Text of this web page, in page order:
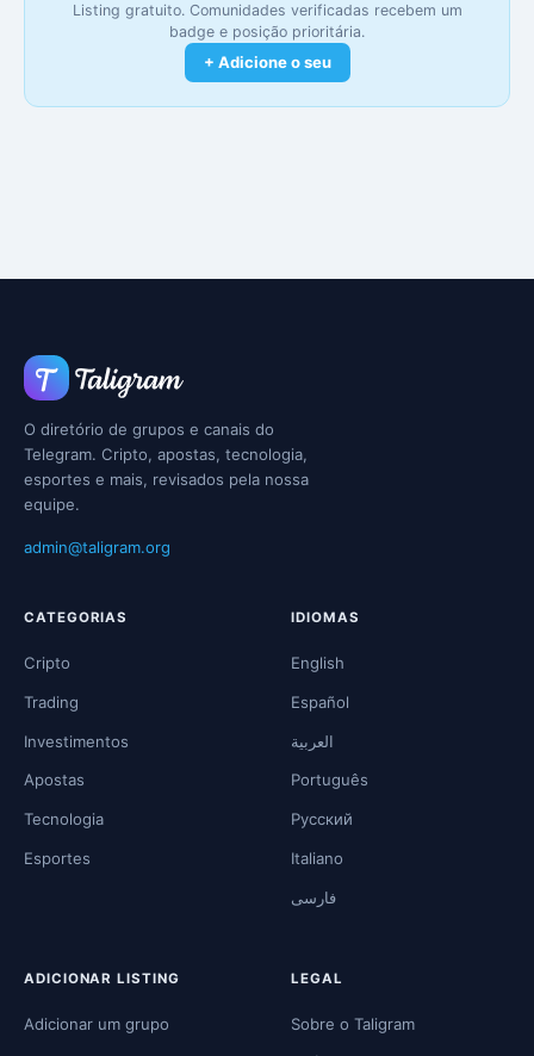
Listing gratuito. Comunidades verificadas recebem um
badge e posição prioritária.
+ Adicione o seu
O diretório de grupos e canais do
Telegram. Cripto, apostas, tecnologia,
esportes e mais, revisados pela nossa
equipe.
admin@taligram.org
CATEGORIAS
Cripto
Trading
Investimentos
Apostas
Tecnologia
Esportes
IDIOMAS
English
Español
العربية
Português
Русский
Italiano
فارسی
ADICIONAR LISTING
Adicionar um grupo
LEGAL
Sobre o Taligram